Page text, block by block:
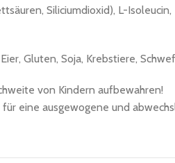
Siliciumdioxid), L-
Gluten, Soja, Krebstiere,
von Kindern aufbewahren!
eine ausgewogene und